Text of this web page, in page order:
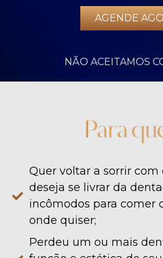
AGENDE
NÃO ACEITAMOS
Para
Quer voltar a sorrir com
deseja se livrar da
incômodos para comer
onde quiser;
Perdeu um ou mais